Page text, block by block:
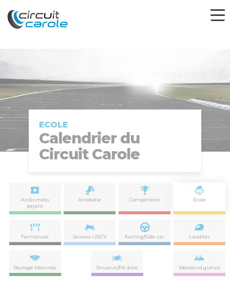
ECOLE
Calendrier du
Circuit Carole
Accès moto
payant
Acrobatie Compétition Ecole
Fermeture Jeunes <25CV Karting/Side-car Location
Roulage Abonnés Sinueux/Pit-bike Weekend gratuit